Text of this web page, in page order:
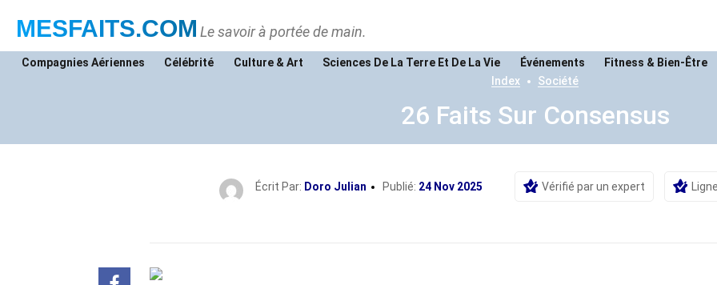
MESFAITS.COM Le savoir à portée de main.
Compagnies Aériennes Célébrité Culture & Art Sciences De La Terre Et De La Vie Événements
Fitness & Bien-Être
Index
Société
26 Faits Sur Consensus
Écrit Par: Doro Julian Publié: 24 Nov 2025 Vérifié par un expert